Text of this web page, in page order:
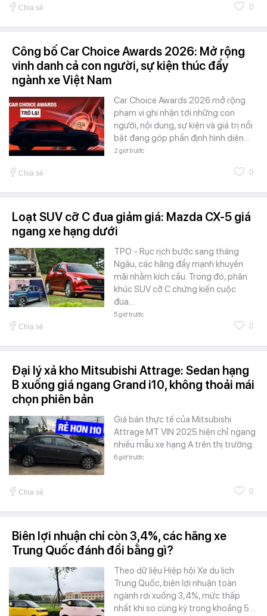
Chia sẻ 0
Công bố Car Choice Awards 2026: Mở rộng
vinh danh cả con người, sự kiện thúc đẩy
ngành xe Việt Nam
Car Choice Awards 2026 mở rộng
phạm vi ghi nhận tới những con
người, nội dung, sự kiện và giá trị nổi
bật đang góp phần định hình diện…
2 giờ trước
Chia sẻ 0
Loạt SUV cỡ C đua giảm giá: Mazda CX-5 giá
ngang xe hạng dưới
TPO - Rục rịch bước sang tháng
Ngâu, các hãng đẩy mạnh khuyến
mãi nhằm kích cầu. Trong đó, phân
khúc SUV cỡ C chứng kiến cuộc
đua…
5 giờ trước
Chia sẻ 0
Đại lý xả kho Mitsubishi Attrage: Sedan hạng
B xuống giá ngang Grand i10, không thoải mái
chọn phiên bản
Giá bán thực tế của Mitsubishi
Attrage MT VIN 2025 hiện chỉ ngang
nhiều mẫu xe hạng A trên thị trường.
6 giờ trước
Chia sẻ 0
Biên lợi nhuận chỉ còn 3,4%, các hãng xe
Trung Quốc đánh đổi bằng gì?
Theo dữ liệu Hiệp hội Xe du lịch
Trung Quốc, biên lợi nhuận toàn
ngành rơi xuống 3,4%, mức thấp
nhất khi so cùng kỳ trong khoảng 5…